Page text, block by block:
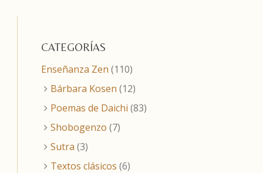
CATEGORÍAS
Enseñanza Zen (110)
Bárbara Kosen (12)
Poemas de Daichi (83)
Shobogenzo (7)
Sutra (3)
Textos clásicos (6)